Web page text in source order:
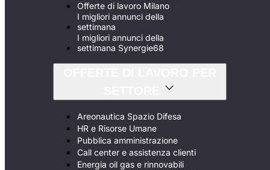
Offerte di lavoro Milano
I migliori annunci della
settimana
I migliori annunci della
settimana Synergie68
Areonautica Spazio Difesa
HR e Risorse Umane
Pubblica amministrazione
Call center e assistenza clienti
Energia oil gas e rinnovabili